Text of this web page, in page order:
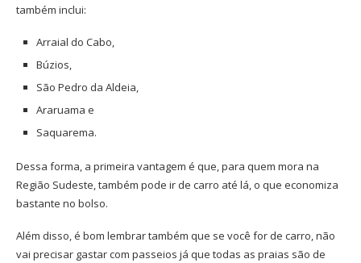
também inclui:
Arraial do Cabo,
Búzios,
São Pedro da Aldeia,
Araruama e
Saquarema.
Dessa forma, a primeira vantagem é que, para quem mora na
Região Sudeste, também pode ir de carro até lá, o que economiza
bastante no bolso.
Além disso, é bom lembrar também que se você for de carro, não
vai precisar gastar com passeios já que todas as praias são de